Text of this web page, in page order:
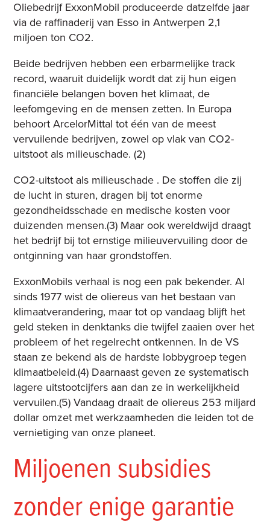
Oliebedrijf ExxonMobil produceerde datzelfde jaar
via de raffinaderij van Esso in Antwerpen 2,1
miljoen ton CO2.
Beide bedrijven hebben een erbarmelijke track
record, waaruit duidelijk wordt dat zij hun eigen
financiële belangen boven het klimaat, de
leefomgeving en de mensen zetten. In Europa
behoort ArcelorMittal tot één van de meest
vervuilende bedrijven, zowel op vlak van CO2-
uitstoot als milieuschade. (2)
CO2-uitstoot als milieuschade . De stoffen die zij
de lucht in sturen, dragen bij tot enorme
gezondheidsschade en medische kosten voor
duizenden mensen.(3) Maar ook wereldwijd draagt
het bedrijf bij tot ernstige milieuvervuiling door de
ontginning van haar grondstoffen.
ExxonMobils verhaal is nog een pak bekender. Al
sinds 1977 wist de oliereus van het bestaan van
klimaatverandering, maar tot op vandaag blijft het
geld steken in denktanks die twijfel zaaien over het
probleem of het regelrecht ontkennen. In de VS
staan ze bekend als de hardste lobbygroep tegen
klimaatbeleid.(4) Daarnaast geven ze systematisch
lagere uitstootcijfers aan dan ze in werkelijkheid
vervuilen.(5) Vandaag draait de oliereus 253 miljard
dollar omzet met werkzaamheden die leiden tot de
vernietiging van onze planeet.
Miljoenen subsidies
zonder enige garantie